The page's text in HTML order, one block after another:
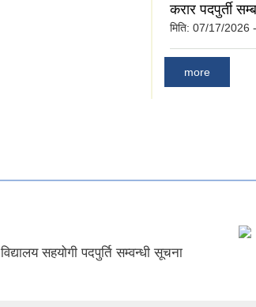
करार पदपुर्ती
मिति: 07/17/2026
more
विद्यालय सहयोगी पदपुर्ति सम्वन्धी सूचना